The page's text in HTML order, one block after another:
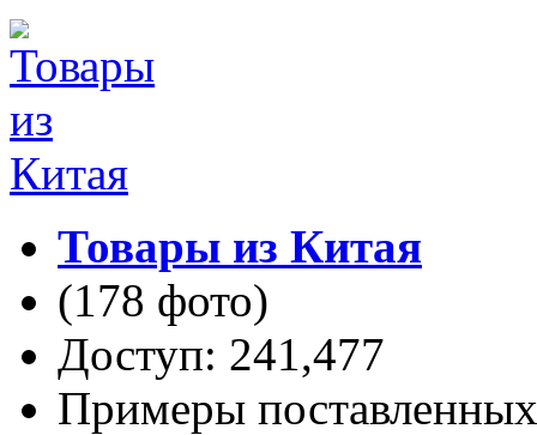
Товары из Китая
(178 фото)
Доступ: 241,477
Примеры